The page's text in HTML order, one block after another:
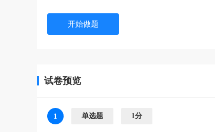
开始做题
试卷预览
1 单选题 1分